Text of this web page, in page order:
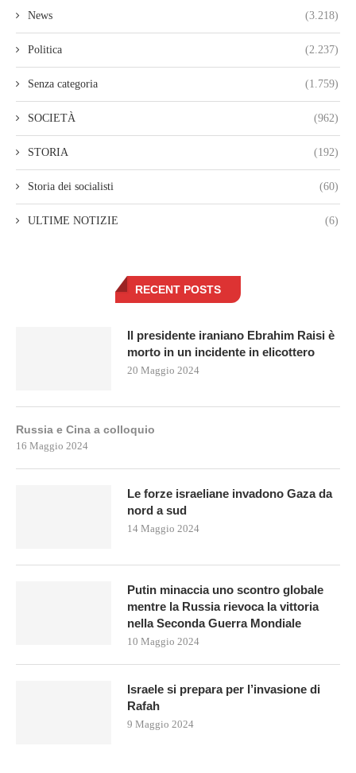
News (3.218)
Politica (2.237)
Senza categoria (1.759)
SOCIETÀ (962)
STORIA (192)
Storia dei socialisti (60)
ULTIME NOTIZIE (6)
RECENT POSTS
Il presidente iraniano Ebrahim Raisi è
morto in un incidente in elicottero
20 Maggio 2024
Russia e Cina a colloquio
16 Maggio 2024
Le forze israeliane invadono Gaza da
nord a sud
14 Maggio 2024
Putin minaccia uno scontro globale
mentre la Russia rievoca la vittoria
nella Seconda Guerra Mondiale
10 Maggio 2024
Israele si prepara per l’invasione di
Rafah
9 Maggio 2024